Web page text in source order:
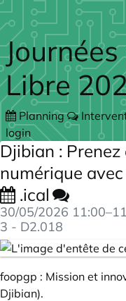
Skip to main content
Libre
Planning
login
Djibian :
numérique
.ical
30/05/2026 11:00–
3 - D2.018
foopgp : Mission et
Djibian).